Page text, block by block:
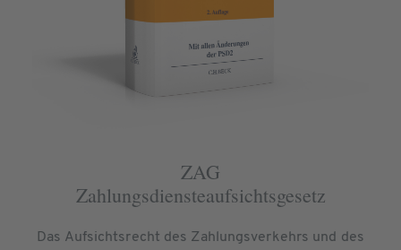
ZAG
Zahlungsdiensteaufsichtsgesetz
Das Aufsichtsrecht des Zahlungsverkehrs und des